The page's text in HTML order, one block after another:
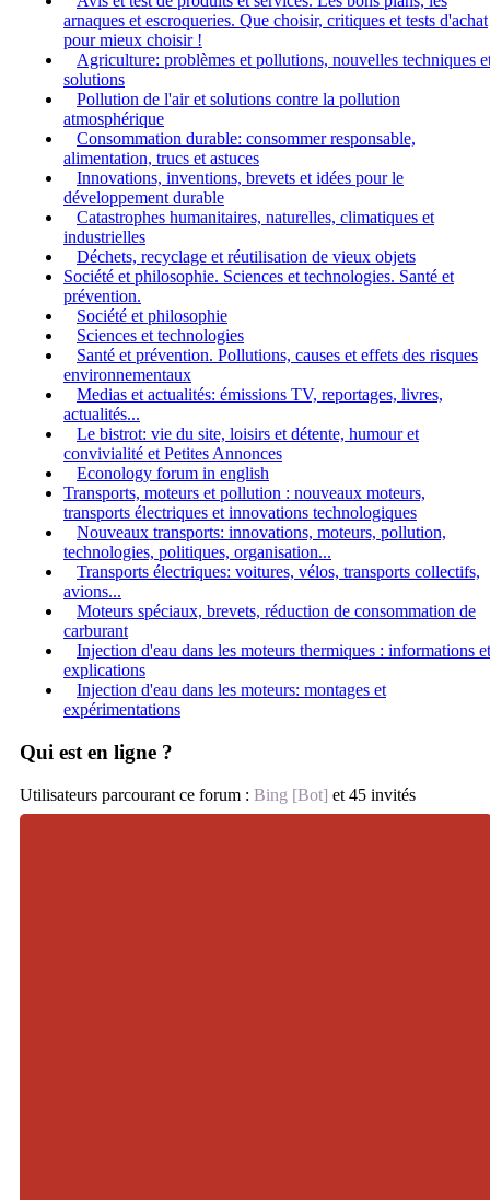
arnaques et escroqueries. Que choisir, critiques et tests d'achat
pour mieux choisir !
Agriculture: problèmes et pollutions, nouvelles techniques
solutions
Pollution de l'air et solutions contre la pollution
atmosphérique
Consommation durable: consommer responsable,
alimentation, trucs et astuces
Innovations, inventions, brevets et idées pour le
développement durable
Catastrophes humanitaires, naturelles, climatiques et
industrielles
Déchets, recyclage et réutilisation de vieux objets
Société et philosophie. Sciences et technologies. Santé et
prévention.
Société et philosophie
Sciences et technologies
Santé et prévention. Pollutions, causes et effets des risques
environnementaux
Medias et actualités: émissions TV, reportages, livres,
actualités...
Le bistrot: vie du site, loisirs et détente, humour et
convivialité et Petites Annonces
Econology forum in english
Transports, moteurs et pollution : nouveaux moteurs,
transports électriques et innovations technologiques
Nouveaux transports: innovations, moteurs, pollution,
technologies, politiques, organisation...
Transports électriques: voitures, vélos, transports collectifs,
avions...
Moteurs spéciaux, brevets, réduction de consommation de
carburant
Injection d'eau dans les moteurs thermiques : informations et
explications
Injection d'eau dans les moteurs: montages et
expérimentations
Qui est en ligne ?
Utilisateurs parcourant ce forum : Bing [Bot] et 45 invités